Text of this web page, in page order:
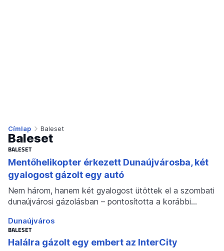
Címlap Baleset
Baleset
BALESET
Mentőhelikopter érkezett Dunaújvárosba, két
gyalogost gázolt egy autó
Nem három, hanem két gyalogost ütöttek el a szombati
dunaújvárosi gázolásban – pontosította a korábbi…
Dunaújváros
BALESET
Halálra gázolt egy embert az InterCity